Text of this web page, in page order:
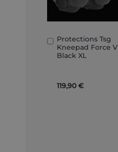
Protections Tsg
Kneepad Force V
Black XL
119,90 €
Ajouter
au
panier